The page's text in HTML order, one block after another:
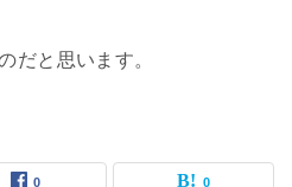
だと思います。
0 0